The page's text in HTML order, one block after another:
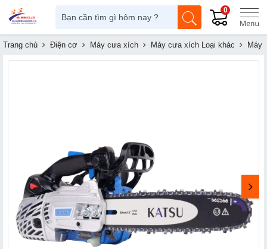
0
Trang chủ Điện cơ Máy cưa xích Máy cưa xích Loại khác Máy